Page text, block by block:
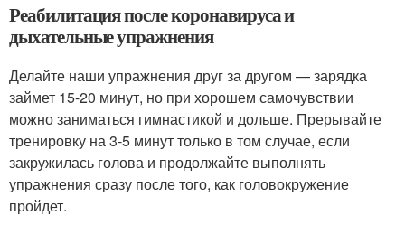
Реабилитация после коронавируса и
дыхательные упражнения
Делайте наши упражнения друг за другом — зарядка
займет 15-20 минут, но при хорошем самочувствии
можно заниматься гимнастикой и дольше. Прерывайте
тренировку на 3-5 минут только в том случае, если
закружилась голова и продолжайте выполнять
упражнения сразу после того, как головокружение
пройдет.